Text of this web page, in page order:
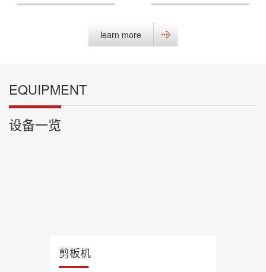
learn more
EQUIPMENT
设备一览
剪板机